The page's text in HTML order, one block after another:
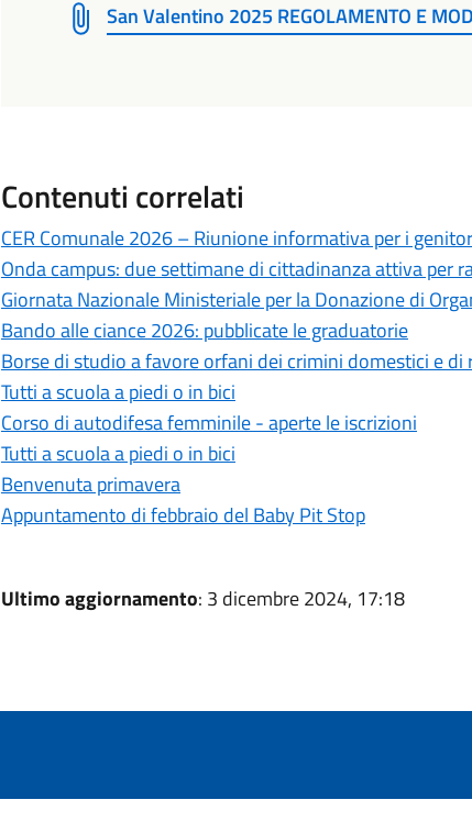
San Valentino 2025 REGOLAMENTO E
Contenuti correlati
CER Comunale 2026 – Riunione informativa per i
Onda campus: due settimane di cittadinanza attiva per
Giornata Nazionale Ministeriale per la Donazione di
Bando alle ciance 2026: pubblicate le graduatorie
Borse di studio a favore orfani dei crimini domestici e
Tutti a scuola a piedi o in bici
Corso di autodifesa femminile - aperte le iscrizioni
Tutti a scuola a piedi o in bici
Benvenuta primavera
Appuntamento di febbraio del Baby Pit Stop
Ultimo aggiornamento: 3 dicembre 2024, 17:18